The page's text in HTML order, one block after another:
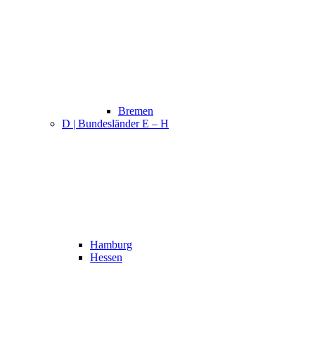
Bremen
D | Bundesländer E – H
Hamburg
Hessen